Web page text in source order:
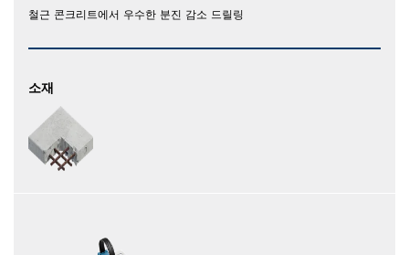
철근 콘크리트에서 우수한 분진 감소 드릴링
소재